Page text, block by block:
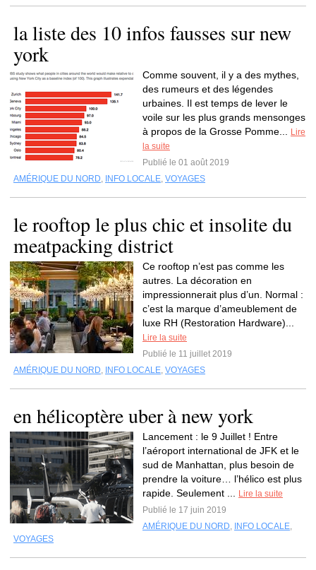
la liste des 10 infos fausses sur new
york
Comme souvent, il y a des mythes,
des rumeurs et des légendes
urbaines. Il est temps de lever le
voile sur les plus grands mensonges
à propos de la Grosse Pomme...
Lire
la suite
Publié le 01 août 2019
AMÉRIQUE DU NORD, INFO LOCALE, VOYAGES
le rooftop le plus chic et insolite du
meatpacking district
Ce rooftop n’est pas comme les
autres. La décoration en
impressionnerait plus d’un. Normal :
c’est la marque d’ameublement de
luxe RH (Restoration Hardware)...
Lire la suite
Publié le 11 juillet 2019
AMÉRIQUE DU NORD, INFO LOCALE, VOYAGES
en hélicoptère uber à new york
Lancement : le 9 Juillet ! Entre
l’aéroport international de JFK et le
sud de Manhattan, plus besoin de
prendre la voiture… l’hélico est plus
rapide. Seulement ...
Lire la suite
Publié le 17 juin 2019
AMÉRIQUE DU NORD, INFO LOCALE,
VOYAGES